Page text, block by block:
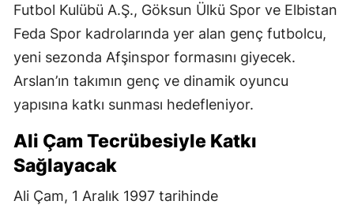
Futbol Kulübü A.Ş., Göksun Ülkü Spor ve Elbistan
Feda Spor kadrolarında yer alan genç futbolcu,
yeni sezonda Afşinspor formasını giyecek.
Arslan’ın takımın genç ve dinamik oyuncu
yapısına katkı sunması hedefleniyor.
Ali Çam Tecrübesiyle Katkı
Sağlayacak
Ali Çam, 1 Aralık 1997 tarihinde